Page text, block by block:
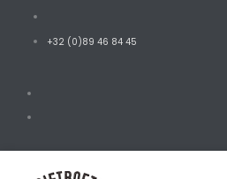
+32 (0)89 46 84 45